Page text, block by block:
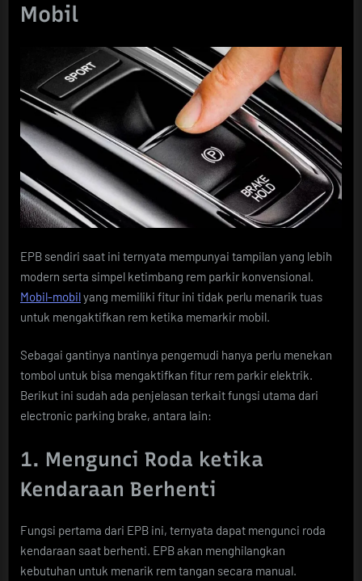
Mobil
EPB sendiri saat ini ternyata mempunyai tampilan yang lebih
modern serta simpel ketimbang rem parkir konvensional.
Mobil-mobilyang memiliki fitur ini tidak perlu menarik tuas
untuk mengaktifkan rem ketika memarkir mobil.
Sebagai gantinya nantinya pengemudi hanya perlu menekan
tombol untuk bisa mengaktifkan fitur rem parkir elektrik.
Berikut ini sudah ada penjelasan terkait fungsi utama dari
electronic parking brake, antara lain:
1. Mengunci Roda ketika
Kendaraan Berhenti
Fungsi pertama dari EPB ini, ternyata dapat mengunci roda
kendaraan saat berhenti. EPB akan menghilangkan
kebutuhan untuk menarik rem tangan secara manual.